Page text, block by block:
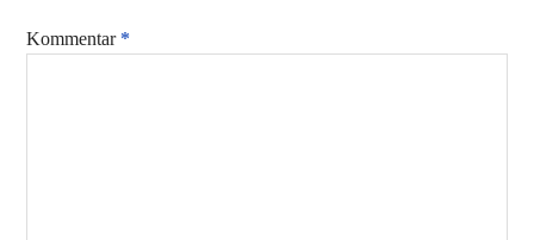
Kommentar *